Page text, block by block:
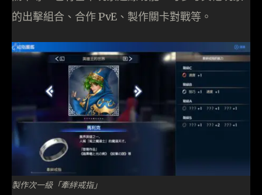
的出擊組合、合作 PvE、製作關卡對戰等。
製作次一級「牽絆戒指」